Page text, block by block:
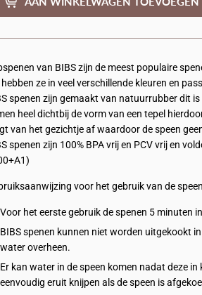
van BIBS zijn de meest populaire
hebben ze in veel verschillende kleuren en
spenen zijn gemaakt van natuurrubber dit
heel dichtbij de vorm van een tepel
van het gezichtje af waardoor de speen
spenen zijn 100% BPA vrij en PCV vrij en
voor het gebruik van de
Voor het eerste gebruik de spenen 5 minuten
BIBS spenen kunnen niet worden uitgekookt
water overheen.
Er kan water in de speen komen nadat deze
eenvoudig eruit knijpen als de speen is